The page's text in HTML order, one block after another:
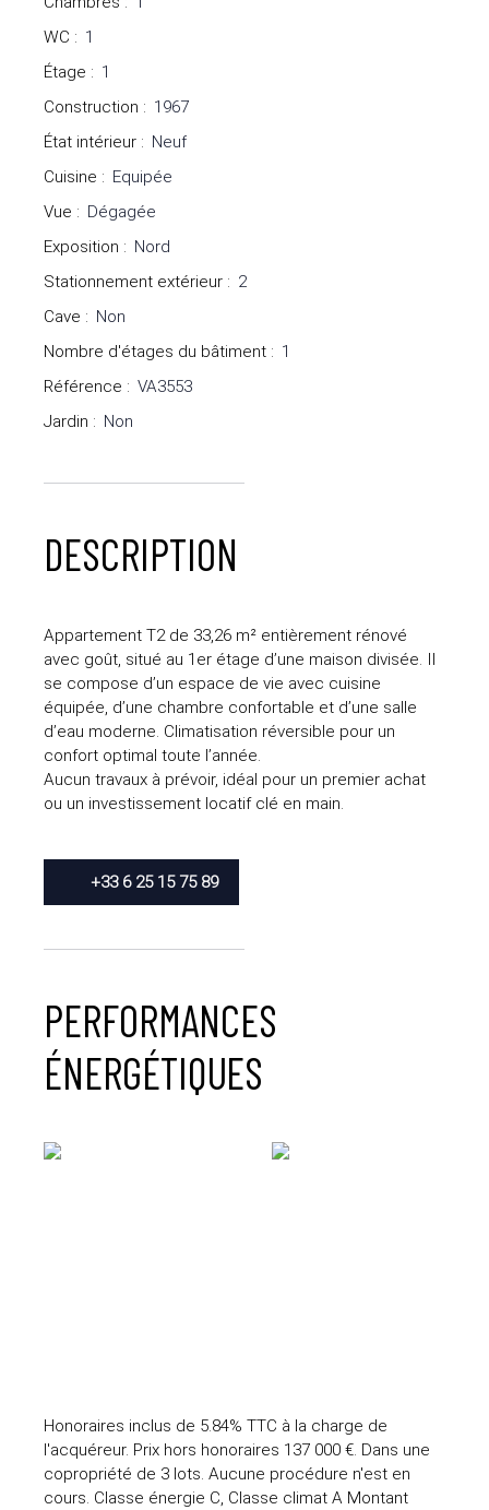
WC : 1
Étage : 1
Construction : 1967
État intérieur : Neuf
Cuisine : Equipée
Vue : Dégagée
Exposition : Nord
Stationnement extérieur : 2
Cave : Non
Nombre d'étages du bâtiment : 1
Référence : VA3553
Jardin : Non
DESCRIPTION
Appartement T2 de 33,26 m² entièrement rénové
avec goût, situé au 1er étage d’une maison divisée. Il
se compose d’un espace de vie avec cuisine
équipée, d’une chambre confortable et d’une salle
d’eau moderne. Climatisation réversible pour un
confort optimal toute l’année.
Aucun travaux à prévoir, idéal pour un premier achat
ou un investissement locatif clé en main.
+33 6 25 15 75 89
PERFORMANCES
ÉNERGÉTIQUES
Honoraires inclus de 5.84% TTC à la charge de
l'acquéreur. Prix hors honoraires 137 000 €. Dans une
copropriété de 3 lots. Aucune procédure n'est en
cours. Classe énergie C, Classe climat A Montant